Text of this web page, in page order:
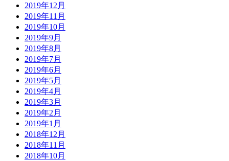
2019年12月
2019年11月
2019年10月
2019年9月
2019年8月
2019年7月
2019年6月
2019年5月
2019年4月
2019年3月
2019年2月
2019年1月
2018年12月
2018年11月
2018年10月